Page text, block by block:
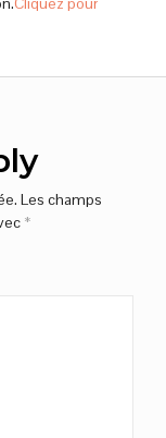
Les champs
*